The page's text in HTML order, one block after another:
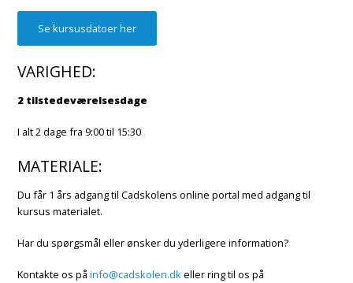
Se kursusdatoer her
VARIGHED:
2 tilstedeværelsesdage
I alt 2 dage fra 9:00 til 15:30
MATERIALE:
Du får 1 års adgang til Cadskolens online portal med adgang til
kursus materialet.
Har du spørgsmål eller ønsker du yderligere information?
Kontakte os påinfo@cadskolen.dkeller ring til os på